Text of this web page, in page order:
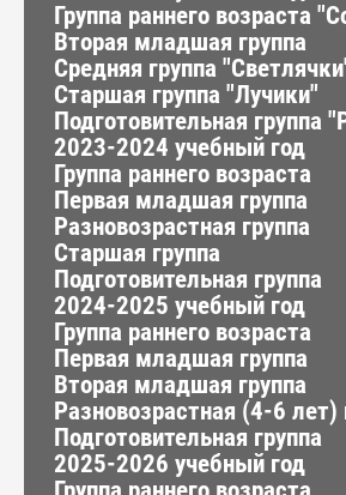
Группа раннего возраста
Вторая младшая группа
Средняя группа
Старшая группа "Лучики"
Подготовительная группа
2023-2024 учебный год
Группа раннего возраста
Первая младшая группа
Разновозрастная группа
Старшая группа
Подготовительная группа
2024-2025 учебный год
Группа раннего возраста
Первая младшая группа
Вторая младшая группа
Разновозрастная (4-6 лет)
Подготовительная группа
2025-2026 учебный год